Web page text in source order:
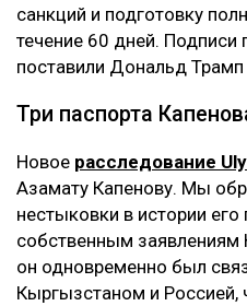
санкций и подготовку
течение 60 дней.
поставили Дональд
Три паспорта
Новое расследование
Азамату Капенову. Мы
нестыковки в истории
собственным заявлениям
он одновременно был
Кыргызстаном и Россией,